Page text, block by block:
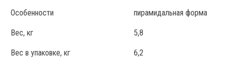
Особенности пирамидальная форма
Вес, кг 5,8
Вес в упаковке, кг 6,2